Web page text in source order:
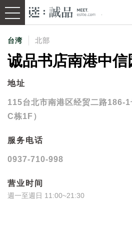
台湾 北部
诚品书店南港中
地址
115台北市南港区经贸二路186-
C栋1F）
服务电话
0937-710-998
营业时间
週一至週日 11:00~21:30